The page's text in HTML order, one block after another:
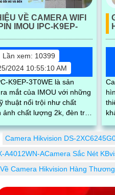
VỀ CAMERA WIFI
IMOU IPC-K9EP-
Lần xem: 10399
2024 10:55:10 AM
K9EP-3T0WE là sản
mắt của IMOU với những
thuật nổi trội như chất
ảnh chất lượng 2k, đèn trợ
Camera Hikvision DS-
A4012WN-ACamera Sắc Nét
Camera Hikvision Hàng